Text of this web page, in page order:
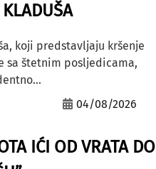
koji predstavljaju kršenje
sa štetnim posljedicama,
04/08/2026
IĆI OD VRATA DO